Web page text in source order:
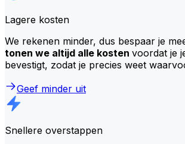
Lagere kosten
We rekenen minder, dus bespaar je
tonen we altijd alle kosten voordat je
bevestigt, zodat je precies weet
Geef minder uit
Snellere overstappen